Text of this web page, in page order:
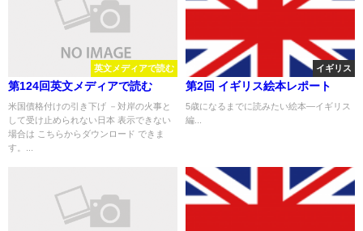
英文メディアで読む
第124回英文メディアで読む
米国債格付けの引き下げ －対岸の火事と
して受け止められない日本 表示できない
場合は こちらからダウンロード できま
す。...
イギリス
第2回 イギリス絵本レポート
5歳になるまでに読みたい絵本―イギリス
編...